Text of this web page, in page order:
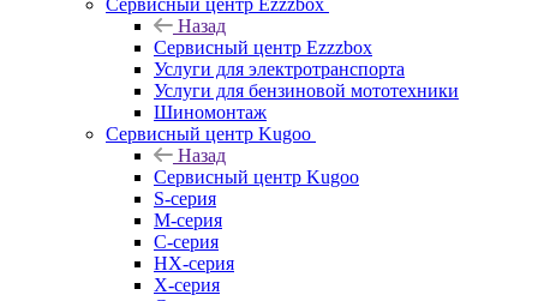
Сервисный центр Ezzzbox
Назад
Сервисный центр Ezzzbox
Услуги для электротранспорта
Услуги для бензиновой мототехники
Шиномонтаж
Сервисный центр Kugoo
Назад
Сервисный центр Kugoo
S-cерия
M-серия
С-серия
HX-серия
X-серия